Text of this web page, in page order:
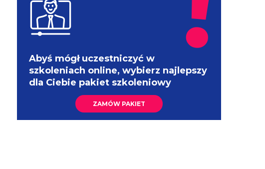
Abyś mógł uczestniczyć w
szkoleniach online, wybierz najlepszy
dla Ciebie pakiet szkoleniowy
ZAMÓW PAKIET